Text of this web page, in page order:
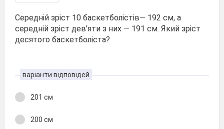
Середній зріст 10 баскетболістів— 192 см, а
середній зріст дев’яти з них — 191 см. Який зріст
десятого баскетболіста?
варіанти відповідей
201 см
200 см